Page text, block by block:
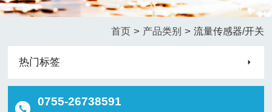
首页 > 产品类别 > 流量传感器/开关
热门标签
0755-26738591